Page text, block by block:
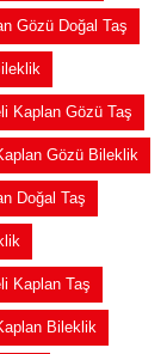
Gözü Doğal Taş
Kaplan Gözü Taş
Gözü Bileklik
Doğal Taş
Kaplan Taş
Bileklik